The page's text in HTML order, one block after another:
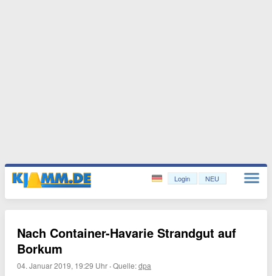
Login NEU
Nach Container-Havarie Strandgut auf
Borkum
04. Januar 2019, 19:29 Uhr ·Quelle:dpa